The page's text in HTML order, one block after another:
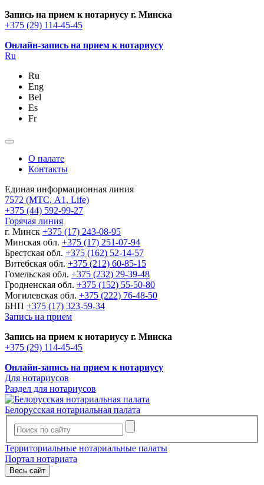
Запись на прием к нотариусу г. Минска
+375 (29) 114-45-45
Онлайн-запись на прием к нотариусу
Ru
Ru
Eng
Bel
Es
Fr
О палате
Контакты
Единая информационная линия
7572 (МТС, A1, Life)
+375 (44) 592-99-27
Горячая линия
г. Минск +375 (17) 243-08-95
Минская обл. +375 (17) 251-07-94
Брестская обл. +375 (162) 52-14-57
Витебская обл. +375 (212) 60-85-15
Гомельская обл. +375 (232) 29-39-48
Гродненская обл. +375 (152) 55-50-80
Могилевская обл. +375 (222) 76-48-50
БНП +375 (17) 323-59-34
Запись на прием
Запись на прием к нотариусу г. Минска
+375 (29) 114-45-45
Онлайн-запись на прием к нотариусу
Для нотариусов
Раздел для нотариусов
Белорусская нотариальная палата
Территориальные нотариальные палаты
Портал нотариата
Весь сайт